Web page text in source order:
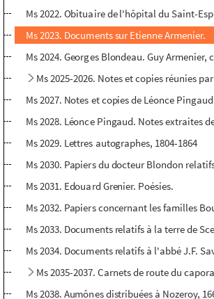
Ms 2022. Obituaire de l'hôpital du Saint-
Ms 2023. Documents sur Etienne Armenier.
Ms 2024. Georges Blondeau. Guy
Ms 2025-2026. Notes et copies réunies
Ms 2027. Notes et copies de Léonce
Ms 2028. Léonce Pingaud. Notes extraites
Ms 2029. Lettres autographes, 1804-1864
Ms 2030. Papiers du docteur Blondon
Ms 2031. Edouard Grenier. Poésies.
Ms 2032. Papiers concernant les familles
Ms 2033. Documents relatifs à la terre de
Ms 2034. Documents relatifs à l'abbé J.F.
Ms 2035-2037. Carnets de route du
Ms 2038. Aumônes distribuées à Nozeroy,